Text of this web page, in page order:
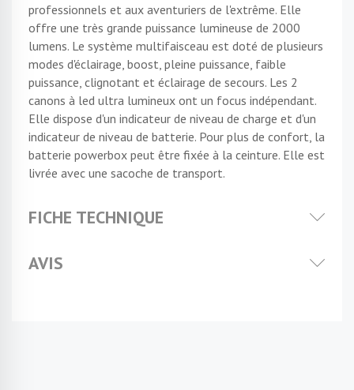
professionnels et aux aventuriers de l'extrême. Elle
offre une très grande puissance lumineuse de 2000
lumens. Le système multifaisceau est doté de plusieurs
modes d'éclairage, boost, pleine puissance, faible
puissance, clignotant et éclairage de secours. Les 2
canons à led ultra lumineux ont un focus indépendant.
Elle dispose d'un indicateur de niveau de charge et d'un
indicateur de niveau de batterie. Pour plus de confort, la
batterie powerbox peut être fixée à la ceinture. Elle est
livrée avec une sacoche de transport.
FICHE TECHNIQUE
AVIS